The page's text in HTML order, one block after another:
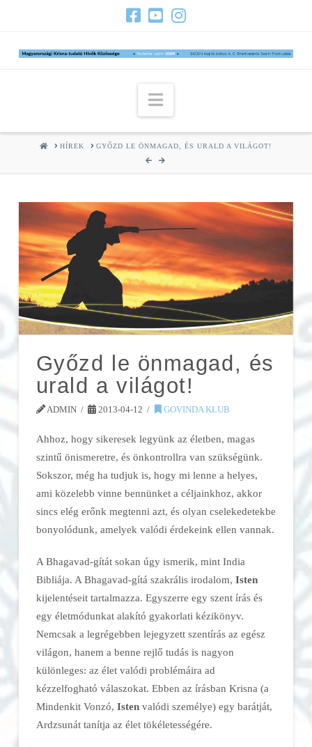
Navigation
HOMEHÍREK GYŐZD LE ÖNMAGAD, ÉS URALD A VILÁGOT!
Győzd le önmagad, és
urald a világot!
ADMIN 2013-04-12 GOVINDA KLUB
Ahhoz, hogy sikeresek legyünk az életben, magas
szintű önismeretre, és önkontrollra van szükségünk.
Sokszor, még ha tudjuk is, hogy mi lenne a helyes,
ami közelebb vinne bennünket a céljainkhoz, akkor
sincs elég erőnk megtenni azt, és olyan cselekedetekbe
bonyolódunk, amelyek valódi érdekeink ellen vannak.
A Bhagavad-gítát sokan úgy ismerik, mint India
Bibliája. A Bhagavad-gítá szakrális irodalom, Isten
kijelentéseit tartalmazza. Egyszerre egy szent írás és
egy életmódunkat alakító gyakorlati kézikönyv.
Nemcsak a legrégebben lejegyzett szentírás az egész
világon, hanem a benne rejlő tudás is nagyon
különleges: az élet valódi problémáira ad
kézzelfogható válaszokat. Ebben az írásban Krisna (a
Mindenkit Vonzó, Istenvalódi személye) egy barátját,
Ardzsunát tanítja az élet tökéletességére.